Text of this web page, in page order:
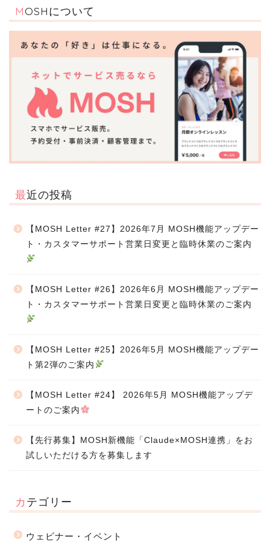
MOSHについて
最近の投稿
【MOSH Letter #27】2026年7月 MOSH機能アップデー
ト・カスタマーサポート営業日変更と臨時休業のご案内
【MOSH Letter #26】2026年6月 MOSH機能アップデー
ト・カスタマーサポート営業日変更と臨時休業のご案内
【MOSH Letter #25】2026年5月 MOSH機能アップデー
ト第2弾のご案内
【MOSH Letter #24】 2026年5月 MOSH機能アップデ
ートのご案内
【先行募集】MOSH新機能「Claude×MOSH連携」をお
試しいただける方を募集します
カテゴリー
ウェビナー・イベント